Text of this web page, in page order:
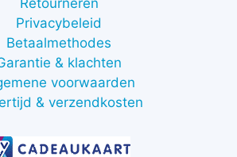
Retourneren
Privacybeleid
Betaalmethodes
& klachten
voorwaarden
& verzendkosten